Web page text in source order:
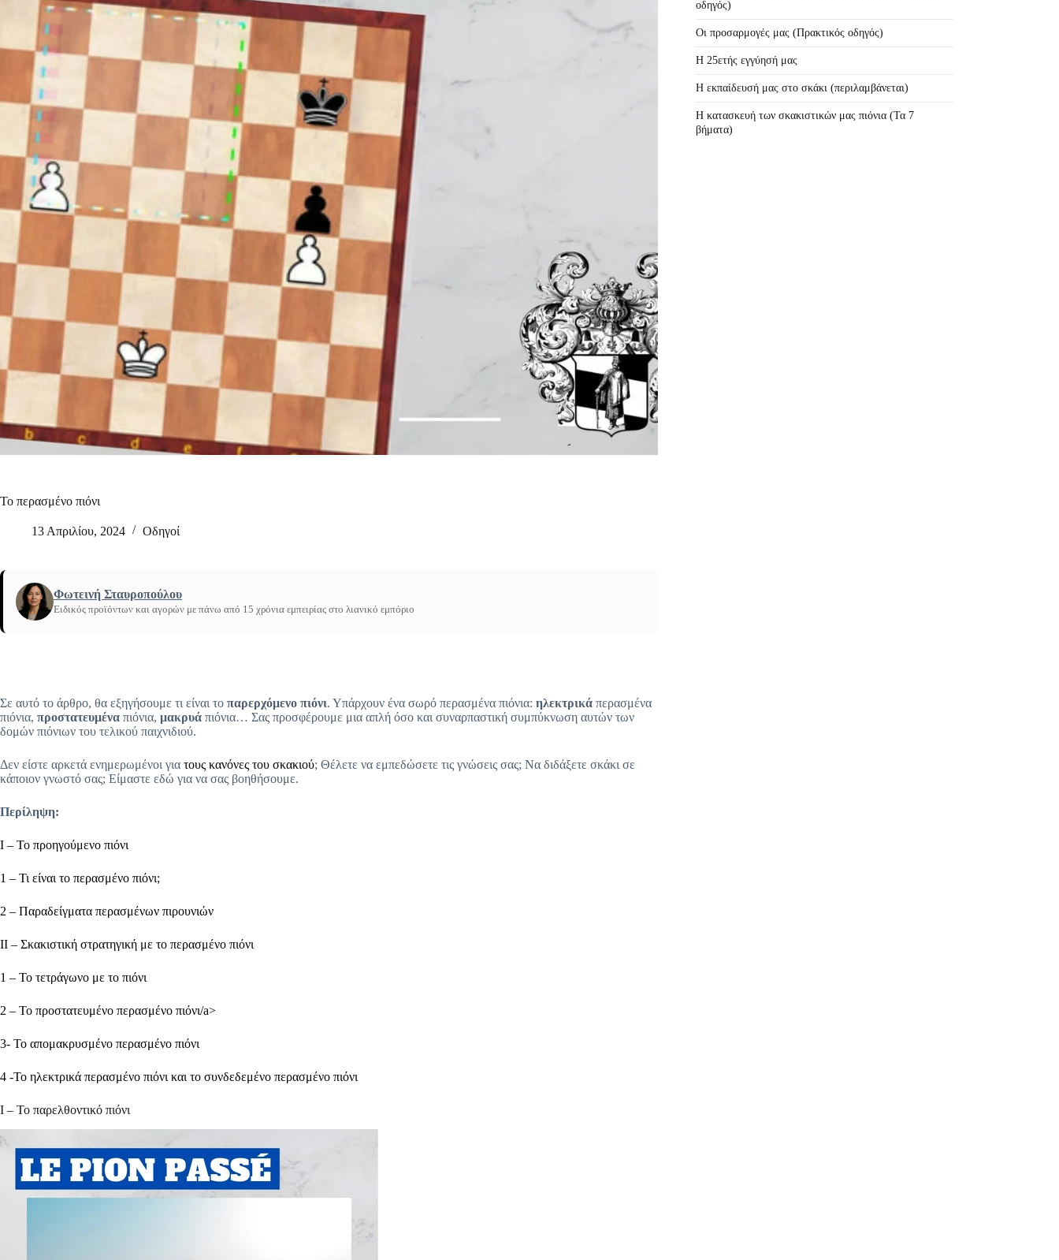
Το περασμένο πιόνι
13 Απριλίου, 2024 Οδηγοί
Φωτεινή Σταυροπούλου
Ειδικός προϊόντων και αγορών με πάνω από 15 χρόνια εμπειρίας στο λιανικό εμπόριο
Σε αυτό το άρθρο, θα εξηγήσουμε τι είναι το παρερχόμενο πιόνι. Υπάρχουν ένα σωρό περασμένα πιόνια: ηλεκτρικά περασμένα
πιόνια, προστατευμένα πιόνια, μακρυά πιόνια… Σας προσφέρουμε μια απλή όσο και συναρπαστική συμπύκνωση αυτών των
δομών πιόνιων του τελικού παιχνιδιού.
Δεν είστε αρκετά ενημερωμένοι για τους κανόνες του σκακιού; Θέλετε να εμπεδώσετε τις γνώσεις σας; Να διδάξετε σκάκι σε
κάποιον γνωστό σας; Είμαστε εδώ για να σας βοηθήσουμε.
Περίληψη:
I – Το προηγούμενο πιόνι
1 – Τι είναι το περασμένο πιόνι;
2 – Παραδείγματα περασμένων πιρουνιών
II – Σκακιστική στρατηγική με το περασμένο πιόνι
1 – Το τετράγωνο με το πιόνι
2 – Το προστατευμένο περασμένο πιόνι/a>
3- Το απομακρυσμένο περασμένο πιόνι
4 -Το ηλεκτρικά περασμένο πιόνι και το συνδεδεμένο περασμένο πιόνι
I – Το παρελθοντικό πιόνι
οδηγός)
Οι προσαρμογές μας (Πρακτικός οδηγός)
Η 25ετής εγγύησή μας
Η εκπαίδευσή μας στο σκάκι (περιλαμβάνεται)
Η κατασκευή των σκακιστικών μας πιόνια (Τα 7
βήματα)